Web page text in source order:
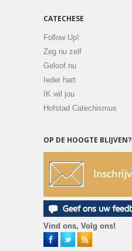
CATECHESE
Follow Up!
Zeg nu zelf
Geloof.nu
Ieder hart
IK wil jou
Hofstad Catechismus
OP DE HOOGTE BLIJVEN?
Vind ons, Volg ons!